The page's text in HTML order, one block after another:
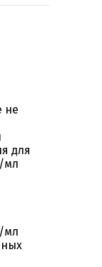
не
для
мл
мл